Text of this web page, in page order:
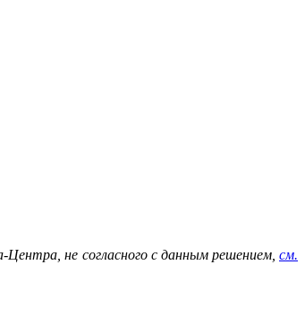
не согласного с данным решением, см.